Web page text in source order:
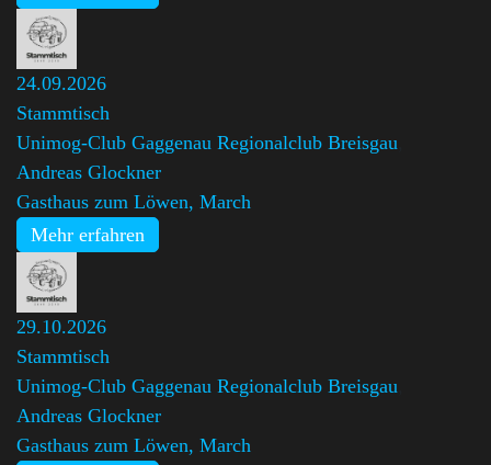
24.09.2026
Stammtisch
Unimog-Club Gaggenau Regionalclub Breisgau
Andreas Glockner
Gasthaus zum Löwen, March
Mehr erfahren
29.10.2026
Stammtisch
Unimog-Club Gaggenau Regionalclub Breisgau
Andreas Glockner
Gasthaus zum Löwen, March